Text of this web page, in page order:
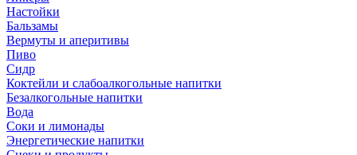
Настойки
Бальзамы
Вермуты и аперитивы
Пиво
Сидр
Коктейли и слабоалкогольные напитки
Безалкогольные напитки
Вода
Соки и лимонады
Энергетические напитки